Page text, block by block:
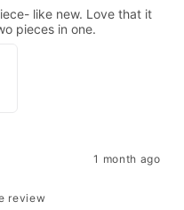
like new. Love that it
pieces in one.
1 month ago
review